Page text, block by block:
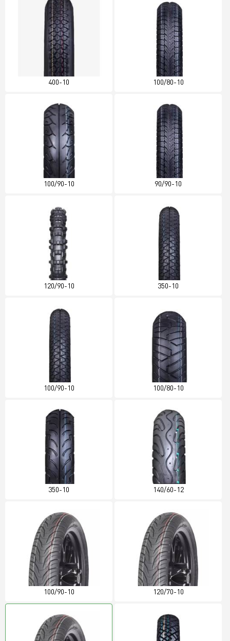
400-10 100/80-10
100/90-10 90/90-10
120/90-10 350-10
100/90-10 100/80-10
350-10 140/60-12
100/90-10 120/70-10